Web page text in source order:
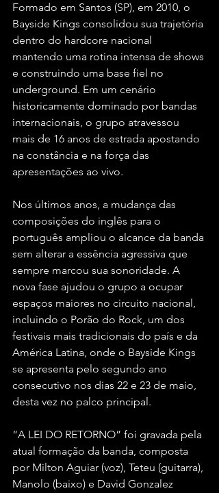
Formado em Santos (SP), em 2010, o
Bayside Kings consolidou sua trajetória
dentro do hardcore nacional
mantendo uma rotina intensa de shows
e construindo uma base fiel no
underground. Em um cenário
historicamente dominado por bandas
internacionais, o grupo atravessou
mais de 16 anos de estrada apostando
na constância e na força das
apresentações ao vivo.
Nos últimos anos, a mudança das
composições do inglês para o
português ampliou o alcance da banda
sem alterar a essência agressiva que
sempre marcou sua sonoridade. A
nova fase ajudou o grupo a ocupar
espaços maiores no circuito nacional,
incluindo o Porão do Rock, um dos
festivais mais tradicionais do país e da
América Latina, onde o Bayside Kings
se apresenta pelo segundo ano
consecutivo nos dias 22 e 23 de maio,
desta vez no palco principal.
“A LEI DO RETORNO” foi gravada pela
atual formação da banda, composta
por Milton Aguiar (voz), Teteu (guitarra),
Manolo (baixo) e David Gonzalez